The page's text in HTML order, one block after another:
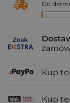
Do
Kup
Kup